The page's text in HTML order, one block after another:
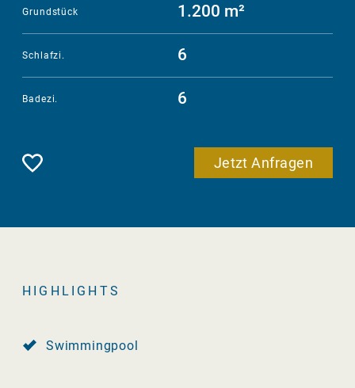
1.200 m²
Grundstück
6
Schlafzi.
6
Badezi.
Merken Jetzt Anfragen
HIGHLIGHTS
Swimmingpool